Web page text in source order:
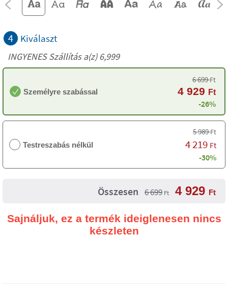
4 Kiválaszt
INGYENES Szállítás a(z) 6,999
Személyre szabással
6 699Ft
4 929 Ft
-26%
Testreszabás nélkül
5 989Ft
4 219 Ft
-30%
Összesen 6 699 Ft 4 929 Ft
Sajnáljuk, ez a termék ideiglenesen nincs
készleten